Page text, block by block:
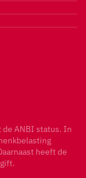
ANBI status. In
heeft de